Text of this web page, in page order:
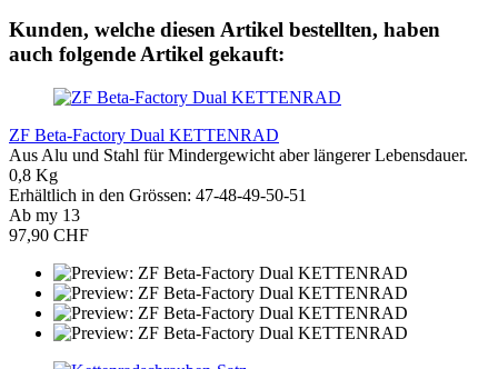
Kunden, welche diesen Artikel bestellten, haben
auch folgende Artikel gekauft:
ZF Beta-Factory Dual KETTENRAD
Aus Alu und Stahl für Mindergewicht aber längerer Lebensdauer.
0,8 Kg
Erhältlich in den Grössen: 47-48-49-50-51
Ab my 13
97,90 CHF